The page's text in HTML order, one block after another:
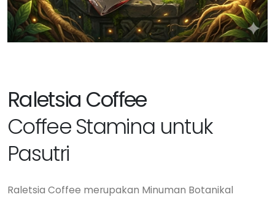
Raletsia Coffee
Coffee Stamina untuk
Pasutri
Raletsia Coffee merupakan Minuman Botanikal